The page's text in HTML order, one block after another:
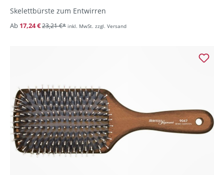
Skelettbürste zum Entwirren
Ab 17,24 €23,21 €* inkl. MwSt. zzgl. Versand